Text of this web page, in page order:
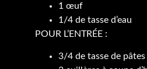
1 œuf
1/4 de tasse d’eau
POUR L’ENTRÉE :
3/4 de tasse de